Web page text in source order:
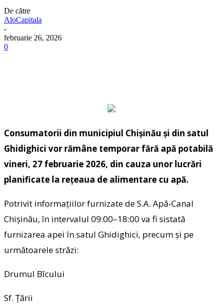
De către
AloCapitala
-
februarie 26, 2026
0
Consumatorii din municipiul Chișinău și din satul
Ghidighici vor rămâne temporar fără apă potabilă
vineri, 27 februarie 2026, din cauza unor lucrări
planificate la rețeaua de alimentare cu apă.
Potrivit informațiilor furnizate de S.A. Apă-Canal
Chișinău, în intervalul 09:00–18:00 va fi sistată
furnizarea apei în satul Ghidighici, precum și pe
următoarele străzi:
Drumul Bîcului
Sf. Țării